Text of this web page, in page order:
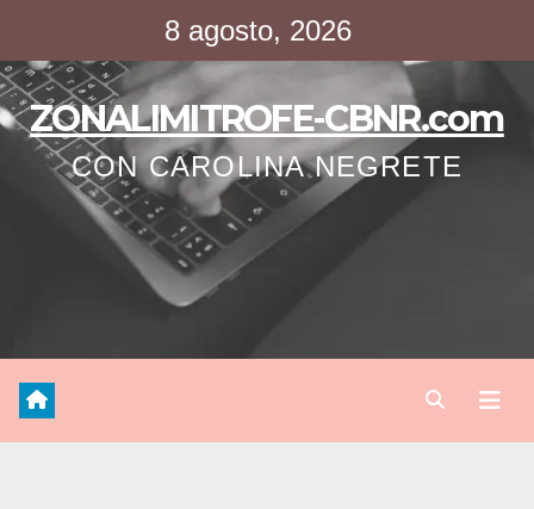
contenido
8 agosto, 2026
ZONALIMITROFE-CBNR.com
CON CAROLINA NEGRETE